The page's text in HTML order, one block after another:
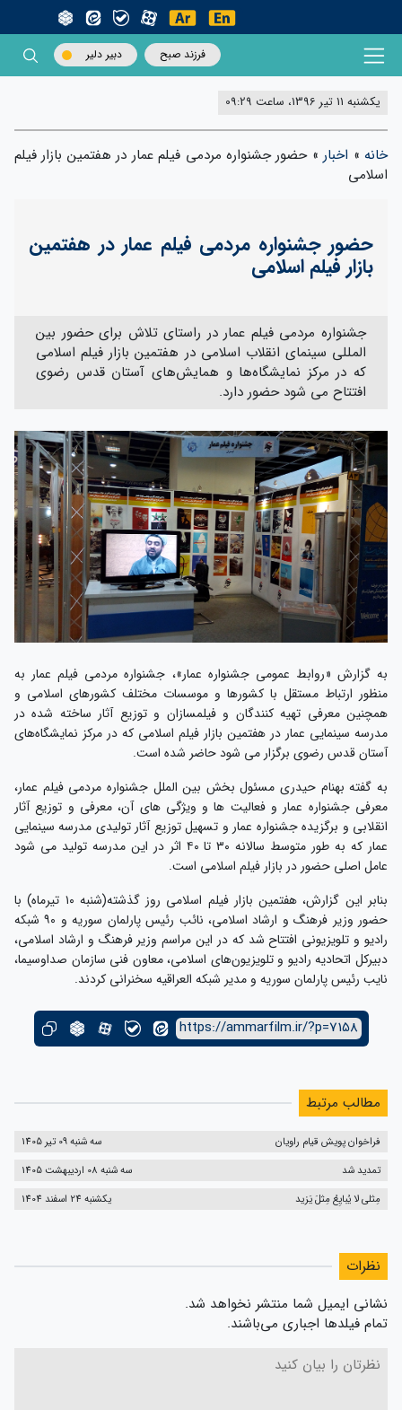
فرزند صبح دبیر دلیر
یکشنبه 11 تیر 1396، ساعت 09:29
خانه» اخبار »حضور جشنواره مردمی فیلم عمار در هفتمین بازار فیلم
اسلامی
حضور جشنواره مردمی فیلم عمار در هفتمین
بازار فیلم اسلامی
جشنواره مردمی فیلم عمار در راستای تلاش برای حضور بین
المللی سینمای انقلاب اسلامی در هفتمین بازار فیلم اسلامی
که در مرکز نمایشگاه‌ها و همایش‌های آستان قدس رضوی
افتتاح می شود حضور دارد.
به گزارش «روابط عمومی جشنواره عمار»، جشنواره مردمی فیلم عمار به
منظور ارتباط مستقل با کشورها و موسسات مختلف کشورهای اسلامی و
همچنین معرفی تهیه کنندگان و فیلمسازان و توزیع آثار ساخته شده در
مدرسه سینمایی عمار در هفتمین بازار فیلم اسلامی که در مرکز نمایشگاه‌های
آستان قدس رضوی برگزار می شود حاضر شده است.
به گفته بهنام حیدری مسئول بخش بین الملل جشنواره مردمی فیلم عمار،
معرفی جشنواره عمار و فعالیت ها و ویژگی های آن، معرفی و توزیع آثار
انقلابی و برگزیده جشنواره عمار و تسهیل توزیع آثار تولیدی مدرسه سینمایی
عمار که به طور متوسط سالانه ۳۰ تا ۴۰ اثر در این مدرسه تولید می شود
عامل اصلی حضور در بازار فیلم اسلامی است.
بنابر این گزارش، هفتمین بازار فیلم اسلامی روز گذشته(شنبه ۱۰ تیرماه) با
حضور وزیر فرهنگ و ارشاد اسلامی، نائب رئیس پارلمان سوریه و ۹۰ شبکه
رادیو و تلویزیونی افتتاح شد که در این مراسم وزیر فرهنگ و ارشاد اسلامی،
دبیرکل اتحادیه رادیو و تلویزیون‌های اسلامی، معاون فنی سازمان صداوسیما،
نایب رئیس پارلمان سوریه و مدیر شبکه العراقیه سخنرانی کردند.
https://ammarfilm.ir/?p=7158
مطالب مرتبط
فراخوان پویش قیام راویان
سه شنبه 09 تیر 1405
تمدید شد
سه شنبه 08 اردیبهشت 1405
مِثلی لا یُبایِعُ مِثلَ یَزید
یکشنبه 24 اسفند 1404
نظرات
نشانی ایمیل شما منتشر نخواهد شد.
تمام فیلدها اجباری می‌باشند.